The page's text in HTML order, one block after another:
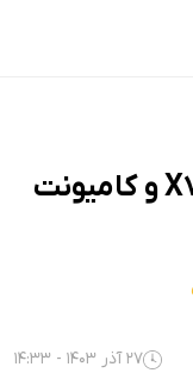
نگاهی به کشنده هیرون X7 و کامیونت
27 آذر 1403 - 14:33